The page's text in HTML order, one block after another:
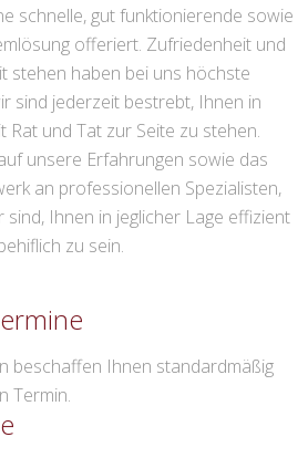
schnelle, gut funktionierende sowie
offeriert. Zufriedenheit und
stehen haben bei uns höchste
sind jederzeit bestrebt, Ihnen in
Rat und Tat zur Seite zu stehen.
unsere Erfahrungen sowie das
an professionellen Spezialisten,
Ihnen in jeglicher Lage effizient
zu sein.
beschaffen Ihnen standardmäßig
Termin.